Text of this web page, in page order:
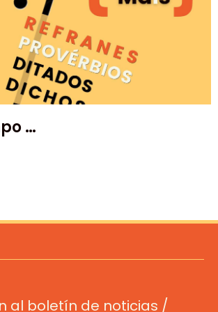
…
al boletín de noticias /